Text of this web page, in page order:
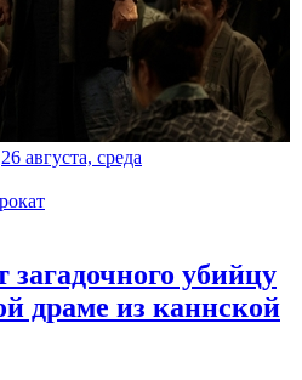
26 августа, среда
убийцу
драме из каннской